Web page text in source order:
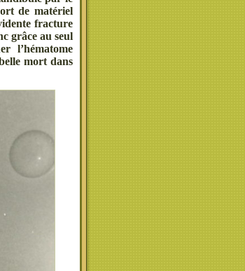
de matériel
fracture
grâce au seul
l’hématome
mort dans